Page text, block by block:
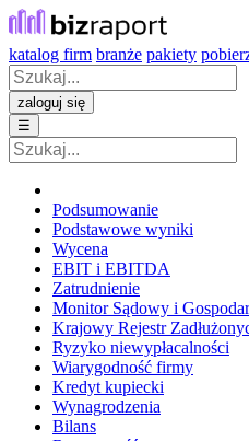
katalog firm branże pakiety
zaloguj się
☰
Podsumowanie
Podstawowe wyniki
Wycena
EBIT i EBITDA
Zatrudnienie
Monitor Sądowy i
Krajowy Rejestr
Ryzyko niewypłacalności
Wiarygodność firmy
Kredyt kupiecki
Wynagrodzenia
Bilans